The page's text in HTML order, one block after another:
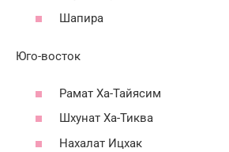
Шапира
Юго-восток
Рамат Ха-Тайясим
Шхунат Ха-Тиква
Нахалат Ицхак